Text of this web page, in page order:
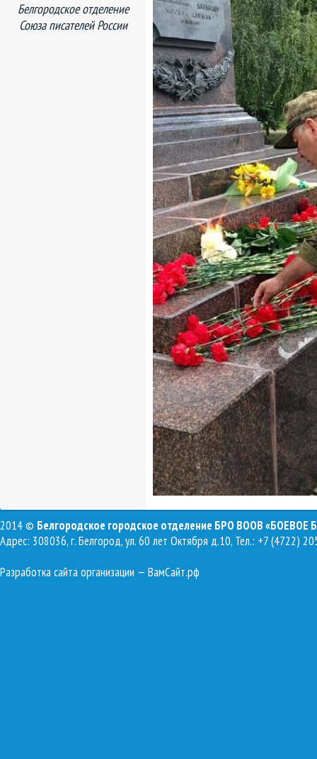
Белгородское отделение
Союза писателей России
2014 © Белгородское городское отделение БРО ВООВ «БОЕВОЕ
Адрес: 308036, г. Белгород, ул. 60 лет Октября д.10, Тел.: +7 (4722)
Разработка сайта организации — ВамСайт.рф